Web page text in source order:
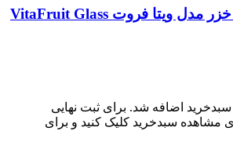
آبمیوه گیری پارس خزر مدل ویتا فروت VitaFruit Glass
اضافه شد. برای ثبت نهایی
سبدخرید کلیک کنید و برای